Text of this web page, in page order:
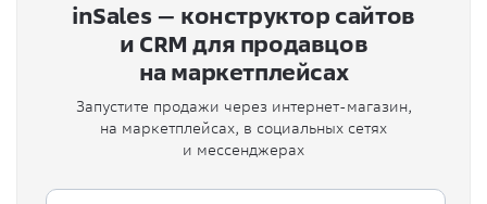
inSales — конструктор сайтов
и CRM для продавцов
на маркетплейсах
Запустите продажи через интернет-магазин,
на маркетплейсах, в социальных сетях
и мессенджерах